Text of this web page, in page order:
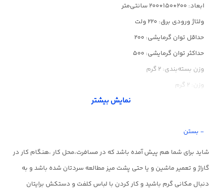
ابعاد: 200*150*200 سانتی‌متر
ولتاژ ورودی برق: 220 ولت
حداقل توان گرمایشی: 200
حداکثر توان گرمایشی: 500
وزن بسته‌بندی: 2 گرم
وزن: 2 گرم
نمایش بیشتر
- بستن
شاید برای شما هم پیش آمده باشد که در مسافرت،محل کار ،هنگام کار در
گاراژ و تعمیر ماشین و یا حتی پشت میز مطالعه سردتان شده باشد و به
دنبال مکانی گرم باشید و کار کردن با لباس کلفت و دستکش برایتان